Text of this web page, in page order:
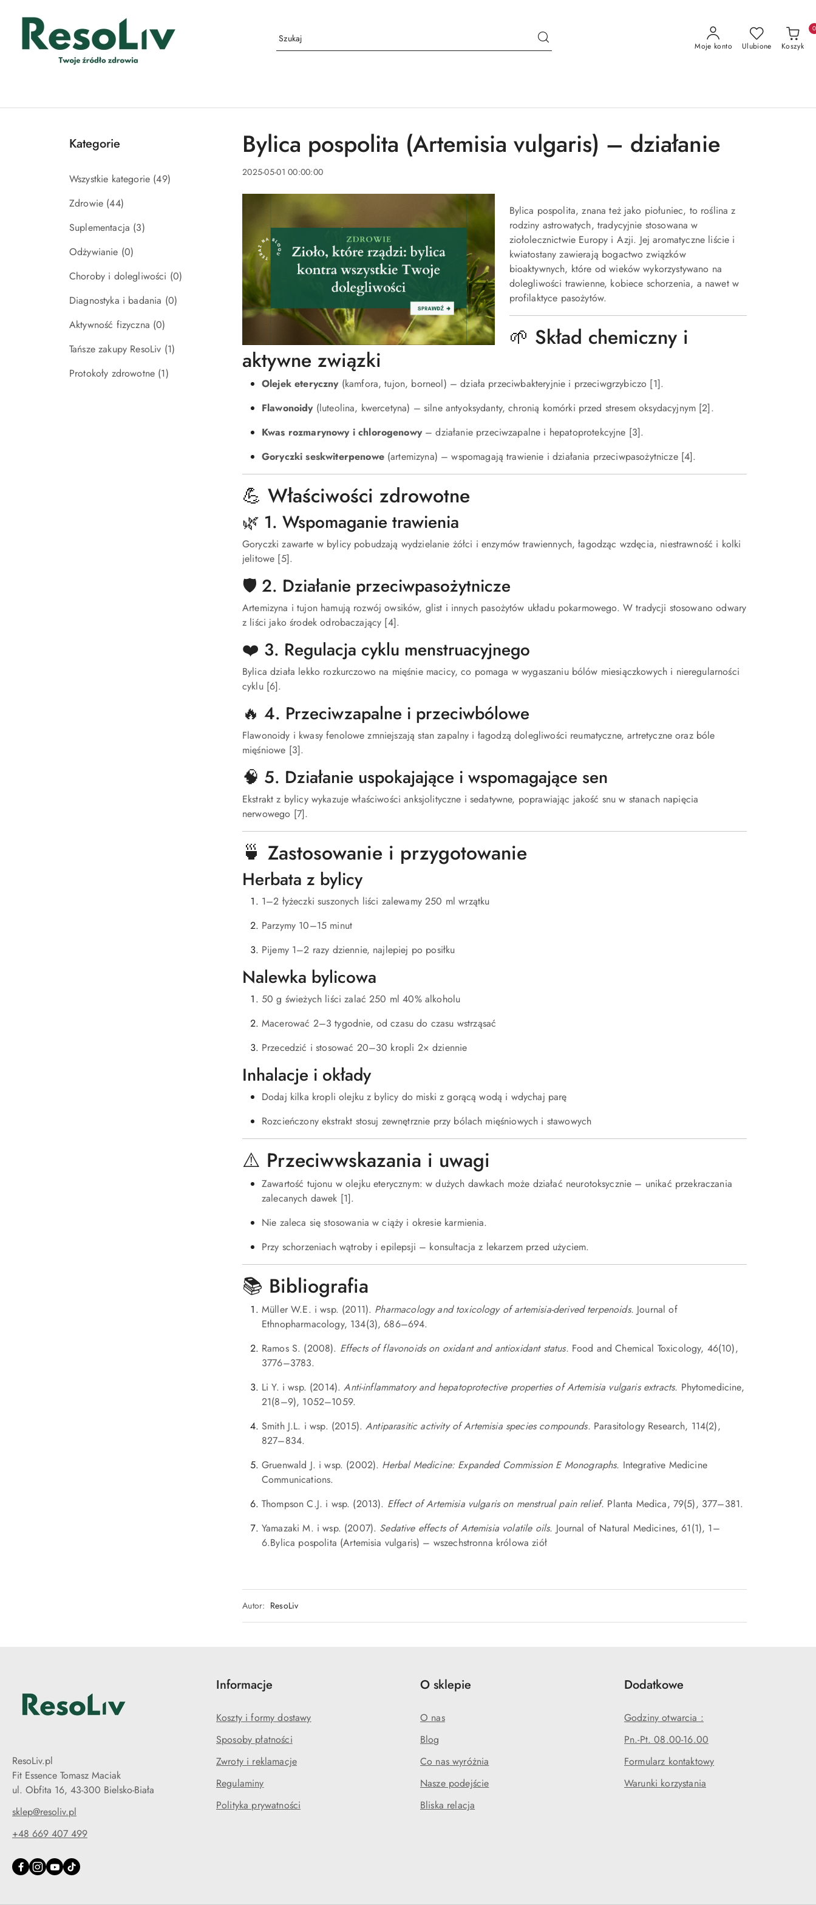
Moje konto Ulubione Koszyk
0
Kategorie
Wszystkie kategorie (49)
Zdrowie (44)
Suplementacja (3)
Odżywianie (0)
Choroby i dolegliwości (0)
Diagnostyka i badania (0)
Aktywność fizyczna (0)
Tańsze zakupy ResoLiv (1)
Protokoły zdrowotne (1)
Bylica pospolita (Artemisia vulgaris) – działanie
2025-05-01 00:00:00
Bylica pospolita, znana też jako piołuniec, to roślina z
rodziny astrowatych, tradycyjnie stosowana w
ziołolecznictwie Europy i Azji. Jej aromatyczne liście i
kwiatostany zawierają bogactwo związków
bioaktywnych, które od wieków wykorzystywano na
dolegliwości trawienne, kobiece schorzenia, a nawet w
profilaktyce pasożytów.
🌱 Skład chemiczny i
aktywne związki
Olejek eteryczny(kamfora, tujon, borneol) – działa przeciwbakteryjnie i przeciwgrzybiczo [1].
Flawonoidy(luteolina, kwercetyna) – silne antyoksydanty, chronią komórki przed stresem oksydacyjnym [2].
Kwas rozmarynowy i chlorogenowy– działanie przeciwzapalne i hepatoprotekcyjne [3].
Goryczki seskwiterpenowe(artemizyna) – wspomagają trawienie i działania przeciwpasożytnicze [4].
💪 Właściwości zdrowotne
🌿 1. Wspomaganie trawienia
Goryczki zawarte w bylicy pobudzają wydzielanie żółci i enzymów trawiennych, łagodząc wzdęcia, niestrawność i kolki
jelitowe [5].
🛡️ 2. Działanie przeciwpasożytnicze
Artemizyna i tujon hamują rozwój owsików, glist i innych pasożytów układu pokarmowego. W tradycji stosowano odwary
z liści jako środek odrobaczający [4].
❤️ 3. Regulacja cyklu menstruacyjnego
Bylica działa lekko rozkurczowo na mięśnie macicy, co pomaga w wygaszaniu bólów miesiączkowych i nieregularności
cyklu [6].
🔥 4. Przeciwzapalne i przeciwbólowe
Flawonoidy i kwasy fenolowe zmniejszają stan zapalny i łagodzą dolegliwości reumatyczne, artretyczne oraz bóle
mięśniowe [3].
🧠 5. Działanie uspokajające i wspomagające sen
Ekstrakt z bylicy wykazuje właściwości anksjolityczne i sedatywne, poprawiając jakość snu w stanach napięcia
nerwowego [7].
🍵 Zastosowanie i przygotowanie
Herbata z bylicy
1–2 łyżeczki suszonych liści zalewamy 250 ml wrzątku
Parzymy 10–15 minut
Pijemy 1–2 razy dziennie, najlepiej po posiłku
Nalewka bylicowa
50 g świeżych liści zalać 250 ml 40% alkoholu
Macerować 2–3 tygodnie, od czasu do czasu wstrząsać
Przecedzić i stosować 20–30 kropli 2× dziennie
Inhalacje i okłady
Dodaj kilka kropli olejku z bylicy do miski z gorącą wodą i wdychaj parę
Rozcieńczony ekstrakt stosuj zewnętrznie przy bólach mięśniowych i stawowych
⚠️ Przeciwwskazania i uwagi
Zawartość tujonu w olejku eterycznym: w dużych dawkach może działać neurotoksycznie – unikać przekraczania
zalecanych dawek [1].
Nie zaleca się stosowania w ciąży i okresie karmienia.
Przy schorzeniach wątroby i epilepsji – konsultacja z lekarzem przed użyciem.
📚 Bibliografia
Müller W.E. i wsp. (2011). Pharmacology and toxicology of artemisia-derived terpenoids. Journal of
Ethnopharmacology, 134(3), 686–694.
Ramos S. (2008). Effects of flavonoids on oxidant and antioxidant status. Food and Chemical Toxicology, 46(10),
3776–3783.
Li Y. i wsp. (2014).Anti-inflammatory and hepatoprotective properties of Artemisia vulgaris extracts. Phytomedicine,
21(8–9), 1052–1059.
Smith J.L. i wsp. (2015).Antiparasitic activity of Artemisia species compounds. Parasitology Research, 114(2),
827–834.
Gruenwald J. i wsp. (2002). Herbal Medicine: Expanded Commission E Monographs. Integrative Medicine
Communications.
Thompson C.J. i wsp. (2013). Effect of Artemisia vulgaris on menstrual pain relief. Planta Medica, 79(5), 377–381.
Yamazaki M. i wsp. (2007). Sedative effects of Artemisia volatile oils. Journal of Natural Medicines, 61(1), 1–
6.Bylica pospolita (Artemisia vulgaris) – wszechstronna królowa ziół
Autor: ResoLiv
ResoLiv.pl
Fit Essence Tomasz Maciak
ul. Obfita 16, 43-300 Bielsko-Biała
sklep@resoliv.pl
+48 669 407 499
Informacje
Koszty i formy dostawy
Sposoby płatności
Zwroty i reklamacje
Regulaminy
Polityka prywatności
O sklepie
O nas
Blog
Co nas wyróżnia
Nasze podejście
Bliska relacja
Dodatkowe
Godziny otwarcia :
Pn.-Pt. 08.00-16.00
Formularz kontaktowy
Warunki korzystania